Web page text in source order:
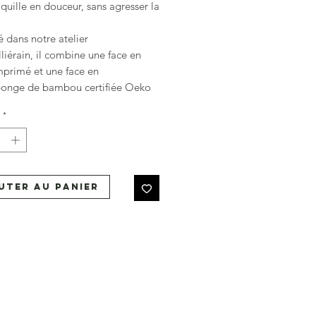
en douceur, sans agresser la
dans notre atelier
il combine une face en
et une face en
de bambou certifiée Oeko
déchet :
mousser jusqu'à la dernière trace,
*
au panier